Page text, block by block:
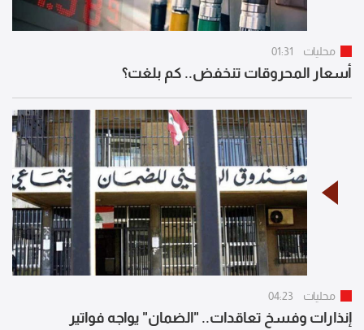
محليات 01:31
أسعار المحروقات تنخفض.. كم بلغت؟
محليات 04:23
إنذارات وفسخ تعاقدات.. "الضمان" يواجه فواتير